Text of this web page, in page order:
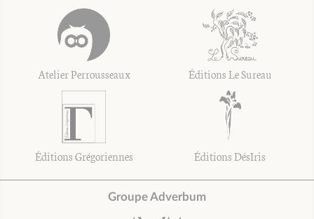
Atelier Perrousseaux Éditions Le Sureau
Éditions Grégoriennes Éditions DésIris
Groupe Adverbum